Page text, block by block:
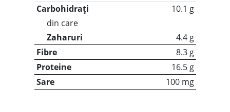
Carbohidrați
10.1 g
din care
Zaharuri
4.4 g
Fibre
8.3 g
Proteine
16.5 g
Sare
100 mg